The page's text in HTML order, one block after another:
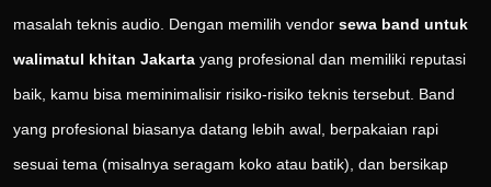
masalah teknis audio. Dengan memilih vendor sewa band untuk
walimatul khitan Jakarta yang profesional dan memiliki reputasi
baik, kamu bisa meminimalisir risiko-risiko teknis tersebut. Band
yang profesional biasanya datang lebih awal, berpakaian rapi
sesuai tema (misalnya seragam koko atau batik), dan bersikap